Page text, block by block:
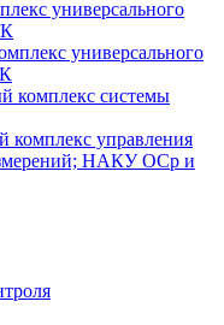
универсального
универсального
комплекс системы
комплекс управления
НАКУ ОСр и